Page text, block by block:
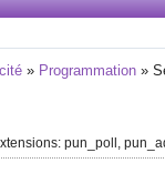
» Programmation »
pun_poll,